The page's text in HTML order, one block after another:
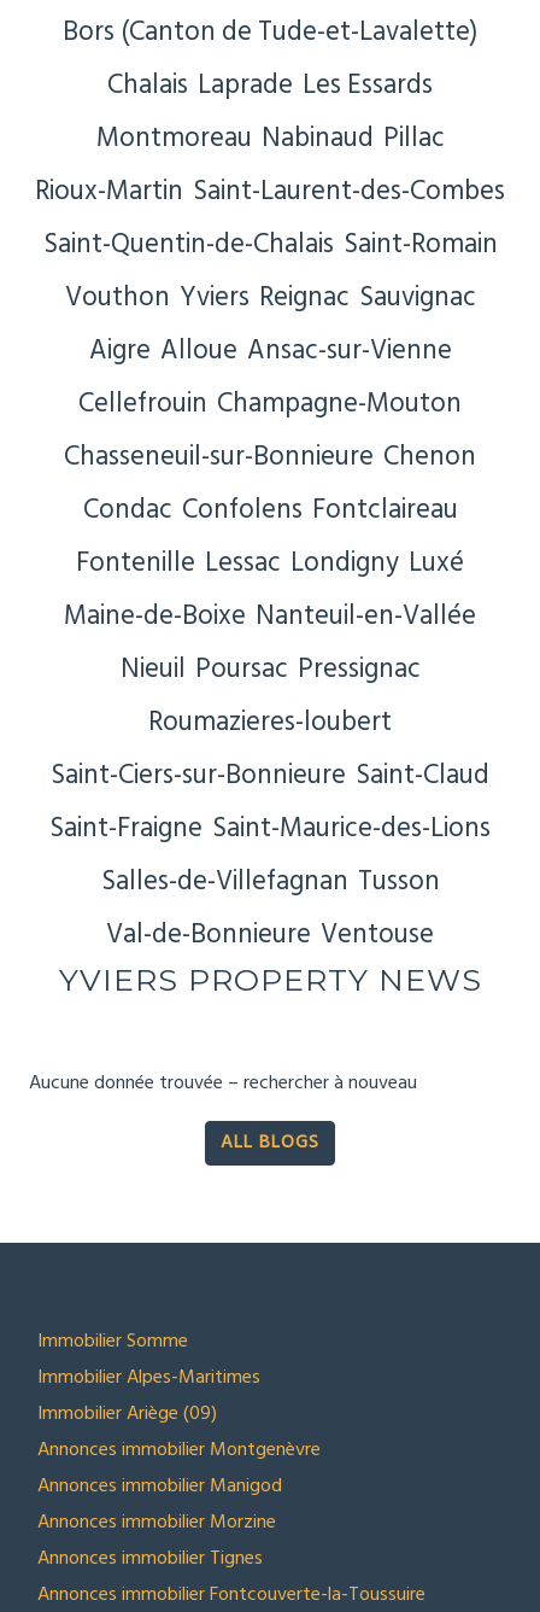
Bors (Canton de Tude-et-Lavalette)
Chalais Laprade Les Essards
Montmoreau Nabinaud Pillac
Rioux-Martin Saint-Laurent-des-Combes
Saint-Quentin-de-Chalais Saint-Romain
Vouthon Yviers Reignac Sauvignac
Aigre Alloue Ansac-sur-Vienne
Cellefrouin Champagne-Mouton
Chasseneuil-sur-Bonnieure Chenon
Condac Confolens Fontclaireau
Fontenille Lessac Londigny Luxé
Maine-de-Boixe Nanteuil-en-Vallée
Nieuil Poursac Pressignac
Roumazieres-loubert
Saint-Ciers-sur-Bonnieure Saint-Claud
Saint-Fraigne Saint-Maurice-des-Lions
Salles-de-Villefagnan Tusson
Val-de-Bonnieure Ventouse
YVIERS PROPERTY NEWS
Aucune donnée trouvée – rechercher à nouveau
ALL BLOGS
Immobilier Somme
Immobilier Alpes-Maritimes
Immobilier Ariège (09)
Annonces immobilier Montgenèvre
Annonces immobilier Manigod
Annonces immobilier Morzine
Annonces immobilier Tignes
Annonces immobilier Fontcouverte-la-Toussuire